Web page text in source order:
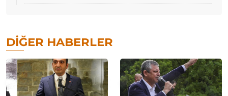
DIĞER HABERLER